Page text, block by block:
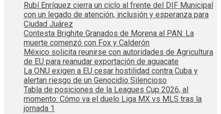
Rubí Enríquez cierra un ciclo al frente del DIF Municipal
con un legado de atención, inclusión y esperanza para
Ciudad Juárez
Contesta Brighite Granados de Morena al PAN: La
muerte comenzó con Fox y Calderón
México solicita reunirse con autoridades de Agricultura
de EU para reanudar exportación de aguacate
La ONU exigen a EU cesar hostilidad contra Cuba y
alertan riesgo de un Genocidio Silencioso
Tabla de posiciones de la Leagues Cup 2026, al
momento: Cómo va el duelo Liga MX vs MLS tras la
jornada 1